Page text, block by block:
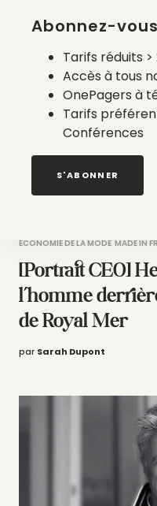
ÉCONOMIE DE LA MODE MADE IN
[Portrait CEO]
l’homme
de Royal Mer
par Sarah Dupont
Abonnez-
Tarifs réduits
Accès à tous
OnePagers à
Tarifs
Conférences
S'ABONNER